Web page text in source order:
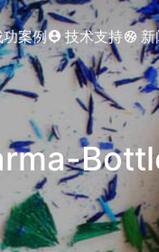
功案例 技术支持